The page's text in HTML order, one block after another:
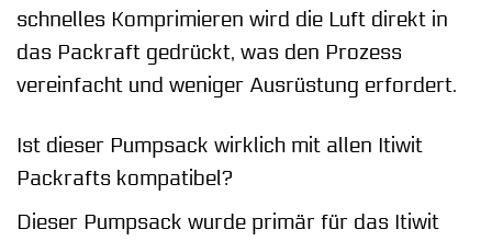
schnelles Komprimieren wird die Luft direkt in
das Packraft gedrückt, was den Prozess
vereinfacht und weniger Ausrüstung erfordert.
Ist dieser Pumpsack wirklich mit allen Itiwit
Packrafts kompatibel?
Dieser Pumpsack wurde primär für das Itiwit